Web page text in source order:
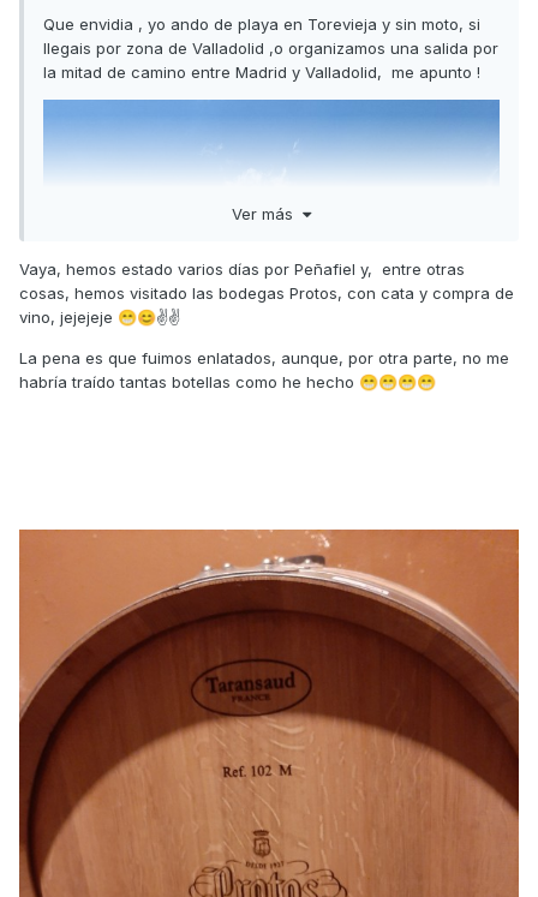
Que envidia , yo ando de playa en Torevieja y sin moto, si
llegais por zona de Valladolid ,o organizamos una salida por
la mitad de camino entre Madrid y Valladolid, me apunto !
Ver más
Vaya, hemos estado varios días por Peñafiel y, entre otras
cosas, hemos visitado las bodegas Protos, con cata y compra de
vino, jejejeje 😁😊✌✌
La pena es que fuimos enlatados, aunque, por otra parte, no me
habría traído tantas botellas como he hecho 😁😁😁😁